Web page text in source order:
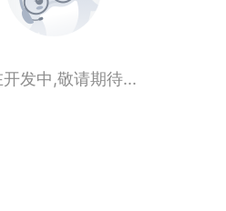
发中,敬请期待...